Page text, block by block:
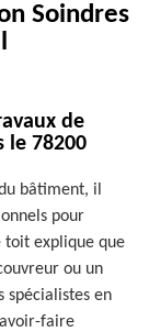
Soindres
de
le 78200
bâtiment, il
pour
toit explique que
ou un
spécialistes en
faire